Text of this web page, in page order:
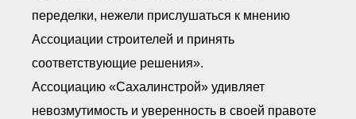
переделки, нежели прислушаться к мнению
Ассоциации строителей и принять
соответствующие решения».
Ассоциацию «Сахалинстрой» удивляет
невозмутимость и уверенность в своей правоте